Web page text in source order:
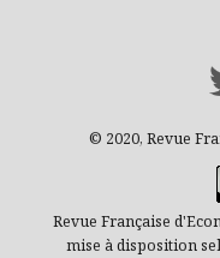
© 2020, Revue
Revue Française
mise à disposition